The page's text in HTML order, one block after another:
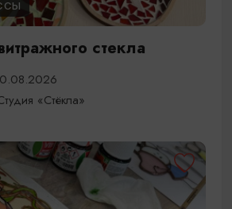
стекла
«Стёкла»